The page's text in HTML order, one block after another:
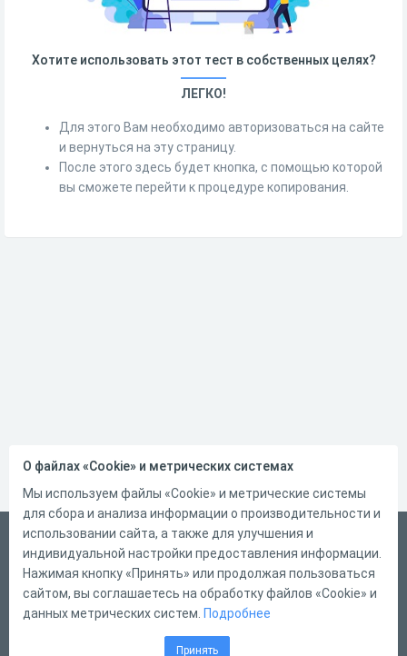
Хотите использовать этот тест в собственных целях?
ЛЕГКО!
Для этого Вам необходимо авторизоваться на сайте
и вернуться на эту страницу.
После этого здесь будет кнопка, с помощью которой
вы сможете перейти к процедуре копирования.
Русский
Справка
Форма обратной связи
О файлах «Cookie» и метрических системах
Мы используем файлы «Cookie» и метрические системы
для сбора и анализа информации о производительности и
использовании сайта, а также для улучшения и
индивидуальной настройки предоставления информации.
Нажимая кнопку «Принять» или продолжая пользоваться
сайтом, вы соглашаетесь на обработку файлов «Cookie» и
данных метрических систем. Подробнее
Принять